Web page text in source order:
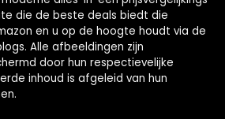
die de beste deals biedt die
en u op de hoogte houdt via de
Alle afbeeldingen zijn
door hun respectievelijke
inhoud is afgeleid van hun